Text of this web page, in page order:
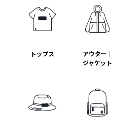
トップス
アウター｜
ジャケット